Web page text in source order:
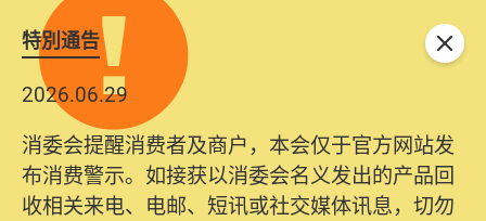
特別通告
2026.06.29
消委会提醒消费者及商户，本会仅于官方网站发
布消费警示。如接获以消委会名义发出的产品回
收相关来电、电邮、短讯或社交媒体讯息，切勿
关闭